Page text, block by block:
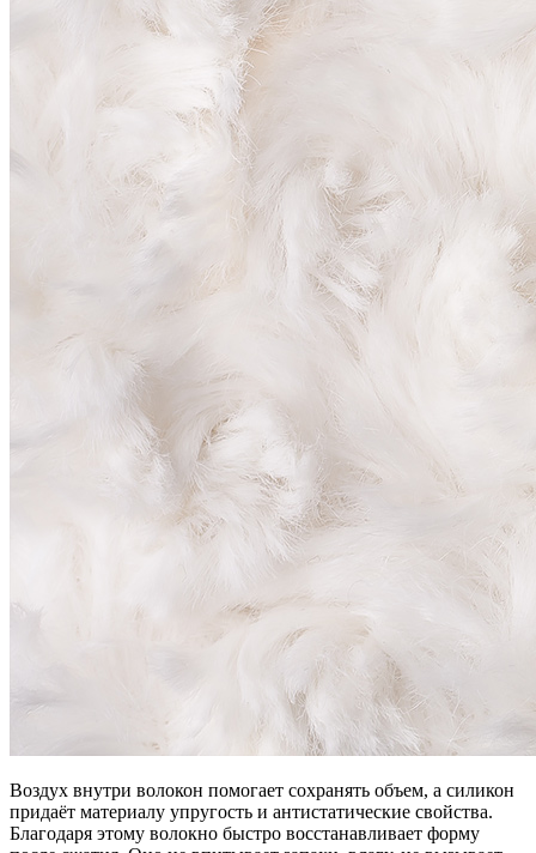
Воздух внутри волокон помогает сохранять объем, а силикон
придаёт материалу упругость и антистатические свойства.
Благодаря этому волокно быстро восстанавливает форму